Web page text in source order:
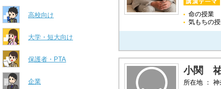
高校向け
大学・短大向け
保護者・PTA
企業
命の授業
気もちの
小関
所在地 ：